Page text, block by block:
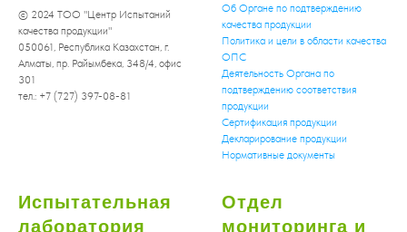
© 2024 ТОО "Центр Испытаний
качества продукции"
050061, Республика Казахстан, г.
Алматы, пр. Райымбека, 348/4, офис
301
тел.: +7 (727) 397-08-81
Об Органе по подтверждению
качества продукции
Политика и цели в области качества
ОПС
Деятельность Органа по
подтверждению соответствия
продукции
Сертификация продукции
Декларирование продукции
Нормативные документы
Испытательная
лаборатория
Отдел
мониторинга и